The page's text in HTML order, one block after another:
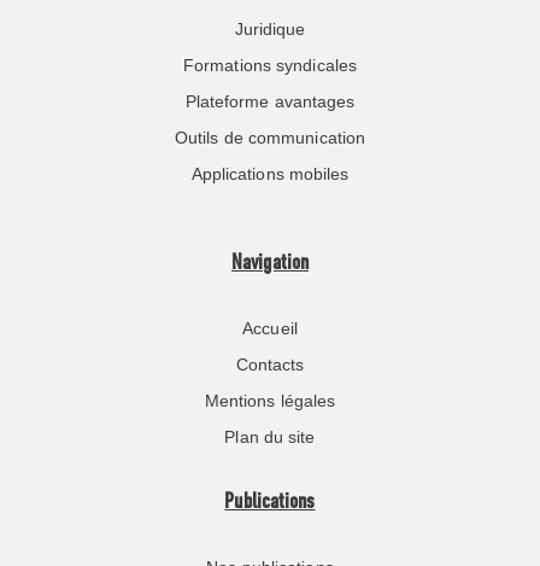
Juridique
Formations syndicales
Plateforme avantages
Outils de communication
Applications mobiles
Navigation
Accueil
Contacts
Mentions légales
Plan du site
Publications